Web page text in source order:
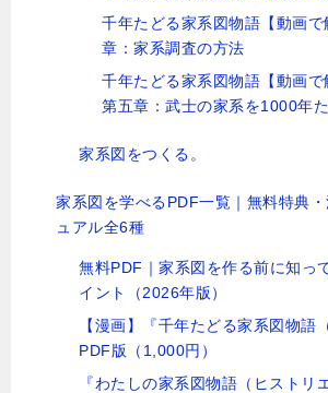
千年たどる家系図物語【動画で
章：家系調査の方法
千年たどる家系図物語【動画
第五章：武士の家系を1000年
家系図をつくる。
家系図を学べるPDF一覧｜無料特典
ュアル全6種
無料PDF｜家系図を作る前に知っ
イント（2026年版）
【漫画】『千年たどる家系図物語
PDF版（1,000円）
『わたしの家系図物語（ヒストリ